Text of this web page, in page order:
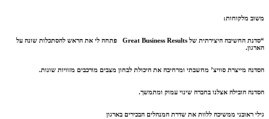
משוב מלקוחות:
“סדנת החשיבה היצירתית של Great Business Results פתחה לי את הראש להסתכלות שונה על
הארגון.
הסדנה מייצרת סוויצ’ מחשבתי ומרחיבה את היכולת לבחון מצבים מורכבים מזוויות שונות.
הסדנה הובילה אצלנו בחברה שינוי עמוק ומתמשך.
גילי ראובני ממשיכה ללוות את שדרת המנהלים הבכירים בארגון